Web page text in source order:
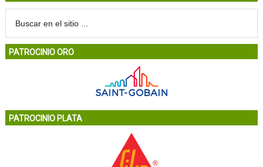
PATROCINIO ORO
PATROCINIO PLATA